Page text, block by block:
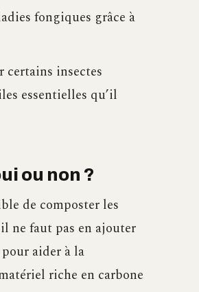
fongiques grâce à
certains insectes
essentielles qu’il
ou non ?
de composter les
ne faut pas en ajouter
aider à la
riche en carbone